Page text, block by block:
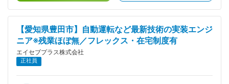
ットエッチング』という工程では、機械の中のウェハをエッチ
ング液という液体に浸します。 工程によって液の種類や浸す
時間を変更しますが、スイッチを押せば自動で処理されますの
で、液体に手で直接触れることはありません。 ◎組織構成 20
代5名 30代3名 40代3名 50代2名 60代1名 ※全員男性の組織で
【愛知県豊田市】自動運転など最新技術の実装エンジ
ニア※残業ほぼ無／フレックス・在宅制度有
エイセブプラス株式会社
正社員